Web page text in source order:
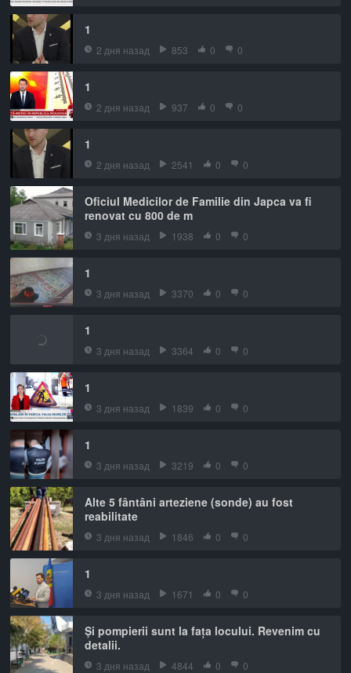
1
2 дня назад 853 0 0
1
2 дня назад 937 0 0
1
2 дня назад 2541 0 0
Oficiul Medicilor de Familie din Japca va fi
renovat cu 800 de m
3 дня назад 1938 0 0
1
3 дня назад 3370 0 0
1
3 дня назад 3364 0 0
1
3 дня назад 1839 0 0
1
3 дня назад 3219 0 0
Alte 5 fântâni arteziene (sonde) au fost
reabilitate
3 дня назад 1846 0 0
1
3 дня назад 1671 0 0
Și pompierii sunt la fața locului. Revenim cu
detalii.
3 дня назад 4844 0 0